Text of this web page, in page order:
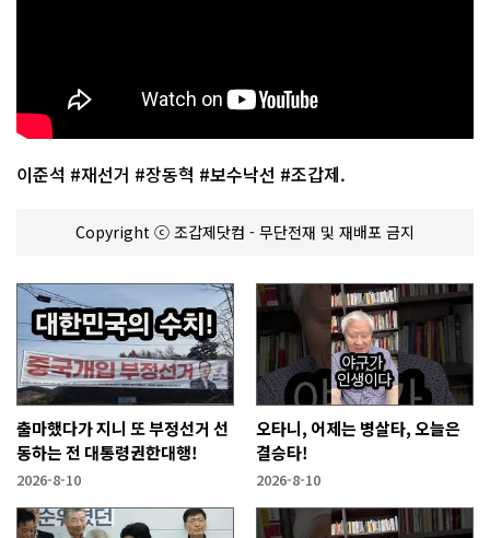
이준석 #재선거 #장동혁 #보수낙선 #조갑제.
Copyright ⓒ 조갑제닷컴 - 무단전재 및 재배포 금지
출마했다가 지니 또 부정선거 선
동하는 전 대통령권한대행!
2026-8-10
오타니, 어제는 병살타, 오늘은
결승타!
2026-8-10